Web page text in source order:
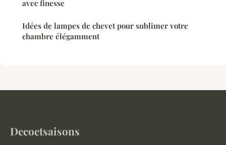
avec finesse
Idées de lampes de chevet pour sublimer votre
chambre élégamment
Decoetsaisons